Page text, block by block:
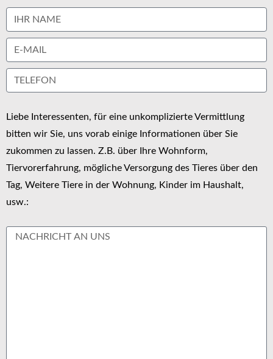
Liebe Interessenten, für eine unkomplizierte Vermittlung
bitten wir Sie, uns vorab einige Informationen über Sie
zukommen zu lassen. Z.B. über Ihre Wohnform,
Tiervorerfahrung, mögliche Versorgung des Tieres über den
Tag, Weitere Tiere in der Wohnung, Kinder im Haushalt,
usw.: